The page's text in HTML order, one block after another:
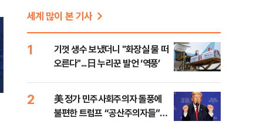
세계 많이 본 기사
1
기껏 생수 보냈더니 "화장실 물 떠
오른다"...日 누리꾼 발언 ‘역풍’
2
美 정가 민주사회주의자 돌풍에
불편한 트럼프 “공산주의자들”